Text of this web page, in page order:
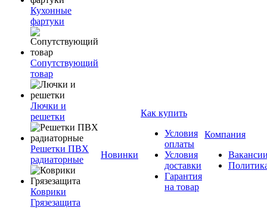
Кухонные
фартуки
Сопутствующий
товар
Лючки и
решетки
Решетки ПВХ
радиаторные
Коврики
Грязезащита
Новинки
Как купить
Условия
оплаты
Условия
доставки
Гарантия
на товар
Компания